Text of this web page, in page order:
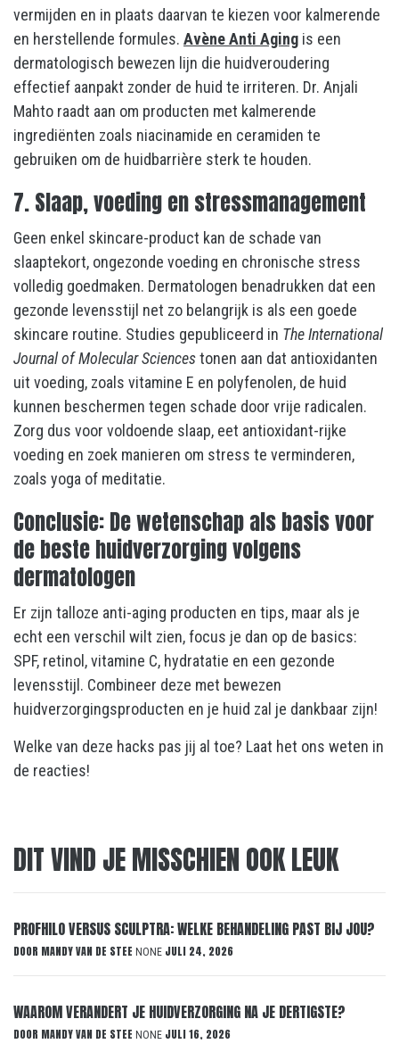
vermijden en in plaats daarvan te kiezen voor kalmerende
en herstellende formules. Avène Anti Aging is een
dermatologisch bewezen lijn die huidveroudering
effectief aanpakt zonder de huid te irriteren. Dr. Anjali
Mahto raadt aan om producten met kalmerende
ingrediënten zoals niacinamide en ceramiden te
gebruiken om de huidbarrière sterk te houden.
7. Slaap, voeding en stressmanagement
Geen enkel skincare-product kan de schade van
slaaptekort, ongezonde voeding en chronische stress
volledig goedmaken. Dermatologen benadrukken dat een
gezonde levensstijl net zo belangrijk is als een goede
skincare routine. Studies gepubliceerd in The International
Journal of Molecular Sciencestonen aan dat antioxidanten
uit voeding, zoals vitamine E en polyfenolen, de huid
kunnen beschermen tegen schade door vrije radicalen.
Zorg dus voor voldoende slaap, eet antioxidant-rijke
voeding en zoek manieren om stress te verminderen,
zoals yoga of meditatie.
Conclusie: De wetenschap als basis voor
de beste huidverzorging volgens
dermatologen
Er zijn talloze anti-aging producten en tips, maar als je
echt een verschil wilt zien, focus je dan op de basics:
SPF, retinol, vitamine C, hydratatie en een gezonde
levensstijl. Combineer deze met bewezen
huidverzorgingsproducten en je huid zal je dankbaar zijn!
Welke van deze hacks pas jij al toe? Laat het ons weten in
de reacties!
DIT VIND JE MISSCHIEN OOK LEUK
PROFHILO VERSUS SCULPTRA: WELKE BEHANDELING PAST BIJ JOU?
DOOR MANDY VAN DE STEE NONE JULI 24, 2026
WAAROM VERANDERT JE HUIDVERZORGING NA JE DERTIGSTE?
DOOR MANDY VAN DE STEE NONE JULI 16, 2026